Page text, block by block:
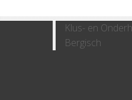
Klus- en
Bergisch